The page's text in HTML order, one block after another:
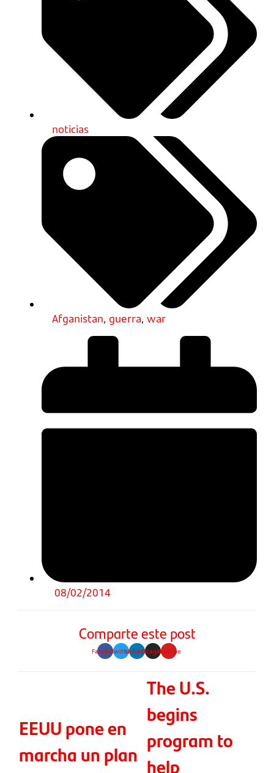
noticias
Afganistan, guerra, war
08/02/2014
Comparte este post
FacebookTwitterLinkedinInstagramYoutube
EEUU pone en
marcha un plan
The U.S.
begins
program to
help